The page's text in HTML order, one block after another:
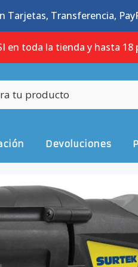
Tarjetas, Transferencia,
en toda la tienda y hasta
Devoluciones